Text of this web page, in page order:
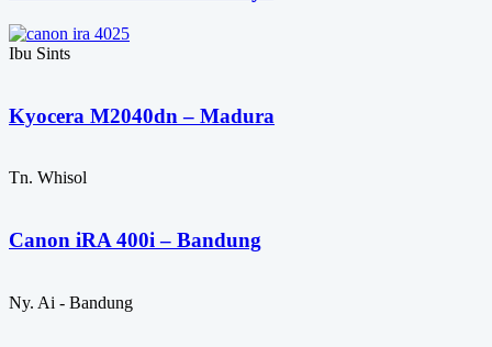
Ibu Sints
Kyocera M2040dn – Madura
Tn. Whisol
Canon iRA 400i – Bandung
Ny. Ai - Bandung